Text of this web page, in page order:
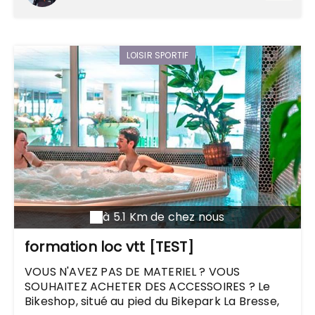
LOISIR SPORTIF
à 5.1 Km de chez nous
formation loc vtt [TEST]
VOUS N'AVEZ PAS DE MATERIEL ? VOUS
SOUHAITEZ ACHETER DES ACCESSOIRES ? Le
Bikeshop, situé au pied du Bikepark La Bresse,